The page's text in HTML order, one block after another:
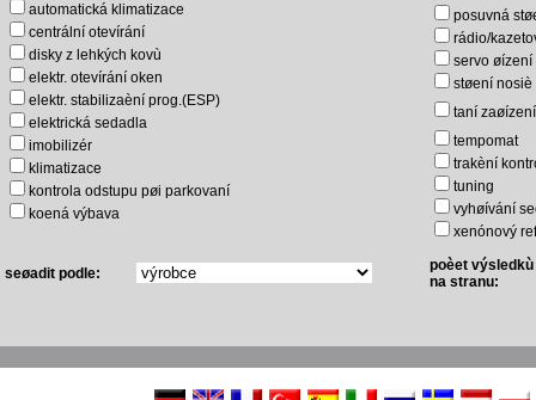
automatická klimatizace
centrální otevírání
disky z lehkých kovù
elektr. otevírání oken
elektr. stabilizaèní prog.(ESP)
elektrická sedadla
imobilizér
klimatizace
kontrola odstupu pøi parkovaní
koená výbava
posuvná
rádio/
servo øízení
støení nosiè
taní zaøízení
tempomat
trakèní
tuning
vyhøívání
xenónový
seøadit podle:
poèet výsledkù
na stranu: